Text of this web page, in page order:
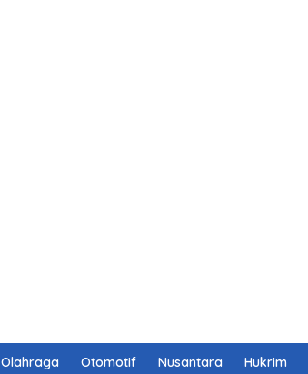
Olahraga Otomotif Nusantara Hukrim